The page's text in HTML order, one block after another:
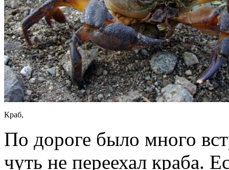
Краб,
По дороге было много
чуть не переехал краба.